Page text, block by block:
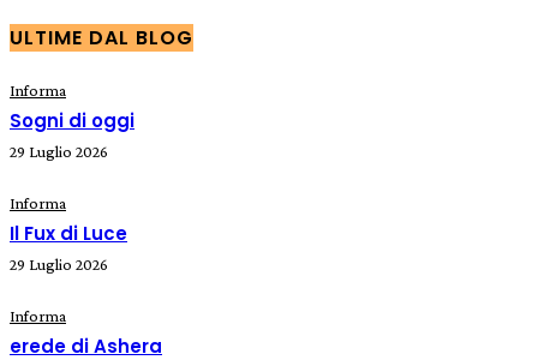
ULTIME DAL BLOG
Informa
Sogni di oggi
29 Luglio 2026
Informa
Il Fux di Luce
29 Luglio 2026
Informa
erede di Ashera